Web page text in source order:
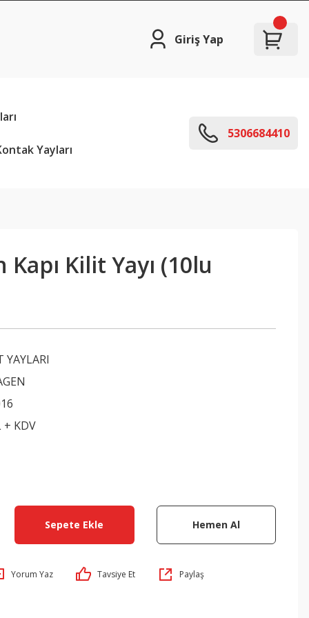
Giriş Yap
Yayları
5306684410
Kilit Yayı (10lu
YAYLARI
+ KDV
Sepete Ekle Hemen Al
Yorum Yaz Tavsiye Et Paylaş